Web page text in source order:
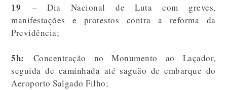
19 – Dia Nacional de Luta com greves,
manifestações e protestos contra a reforma da
Previdência;
5h: Concentração no Monumento ao Laçador,
seguida de caminhada até saguão de embarque do
Aeroporto Salgado Filho;